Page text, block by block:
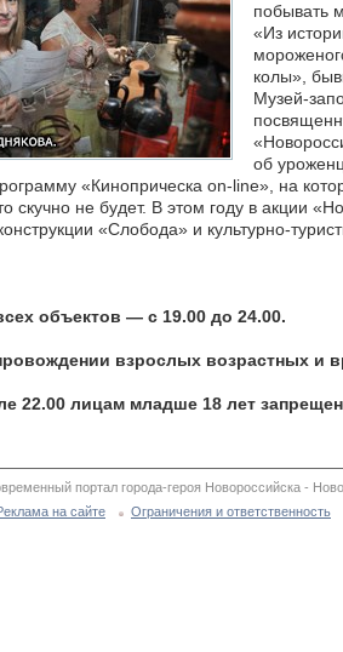
побывать
«Из
колы»,
Музей-
об
«Киноприческа on-line», на
скучно не будет. В этом году в акции
«Слобода» и культурно-
объектов — с 19.00 до 24.00.
взрослых возрастных и
22.00 лицам младше 18 лет
портал города-героя Новороссийска -
на сайте Ограничения и ответственность